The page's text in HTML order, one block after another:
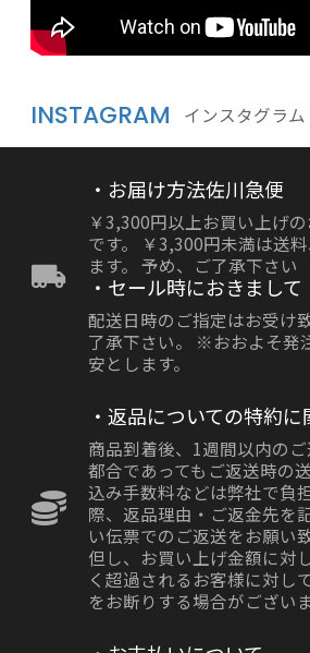
INSTAGRAM インスタグラム
・お届け方法佐川急便
￥3,300円以上お買い上げ
です。 ￥3,300円未満は送
ます。 予め、ご了承下さい
・セール時におきまして
配送日時のご指定はお受け
了承下さい。 ※おおよそ発
安とします。
・返品についての特約
商品到着後、1週間以内の
都合であってもご返送時の
込み手数料などは弊社で負
際、返品理由・ご返金先を
い伝票でのご返送をお願い
但し、お買い上げ金額に対
く超過されるお客様に対し
をお断りする場合がございま